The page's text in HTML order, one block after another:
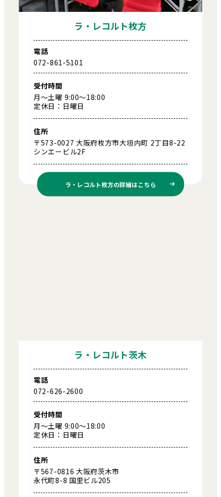
ラ・レコルト枚方
電話
072-861-5101
受付時間
月～土曜 9:00～18:00
定休日：日曜日
住所
〒573-0027 大阪府枚方市大垣内町 2丁目8-22
シンエービル2F
ラ・レコルト枚方の詳細はこちら
ラ・レコルト茨木
電話
072-626-2600
受付時間
月～土曜 9:00～18:00
定休日：日曜日
住所
〒567-0816 大阪府茨木市
永代町8-8 国里ビル205